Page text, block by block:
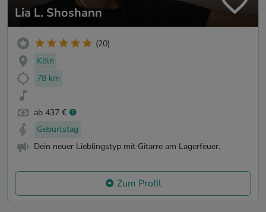
Lia L. Shoshann
(20)
Köln
78 km
ab 437 €
Geburtstag
Dein neuer Lieblingstyp mit Gitarre am Lagerfeuer.
Zum Profil